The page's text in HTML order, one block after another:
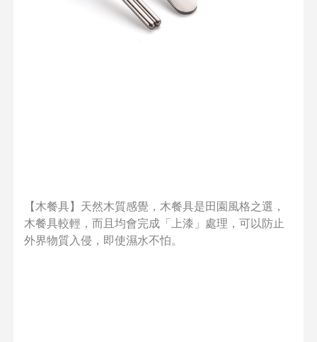
【木餐具】天然木質感覺，木餐具是田園風格之選，
木餐具較輕，而且均會完成「上漆」處理，可以防止
外界物質入侵，即使濕水不怕。